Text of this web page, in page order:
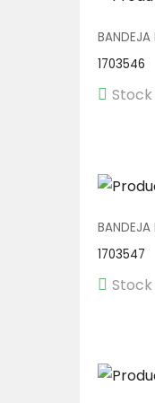
BANDEJA
1703546
Stock
1703547
Stock